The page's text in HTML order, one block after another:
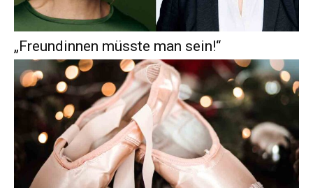
„Freundinnen müsste man sein!“